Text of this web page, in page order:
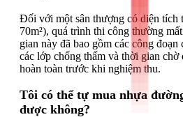
Đối với một sân thượng có diện tích
70m²), quá trình thi công thường
gian này đã bao gồm các công
các lớp chống thấm và thời gian
hoàn toàn trước khi nghiệm thu.
Tôi có thể tự mua nhựa
được không?